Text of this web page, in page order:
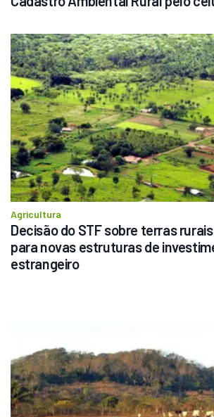
Agricultura
Decisão do STF sobre terras
para novas estruturas de
estrangeiro